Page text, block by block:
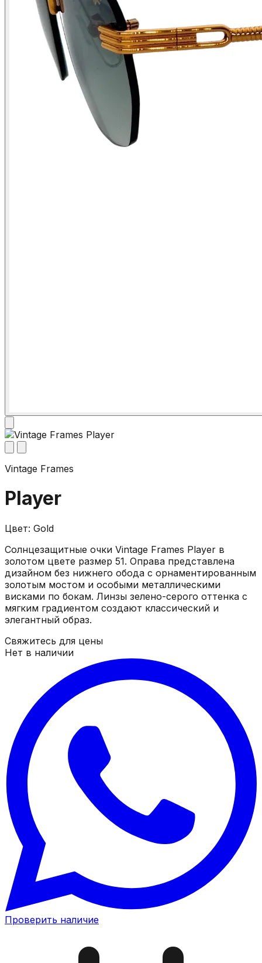
Vintage Frames
Player
Цвет: Gold
Солнцезащитные очки Vintage Frames Player в
золотом цвете размер 51. Оправа представлена
дизайном без нижнего обода с орнаментированным
золотым мостом и особыми металлическими
висками по бокам. Линзы зелено-серого оттенка с
мягким градиентом создают классический и
элегантный образ.
Свяжитесь для цены
Нет в наличии
Проверить наличие